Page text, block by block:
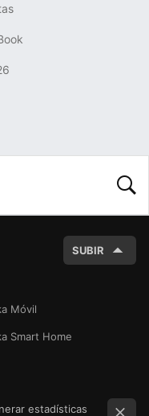
SUBIR
Móvil
Smart Home
estadísticas